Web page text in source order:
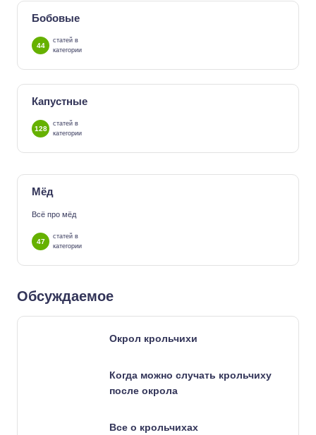
Бобовые
44
статей в
категории
Капустные
128
статей в
категории
Мёд
Всё про мёд
47
статей в
категории
Обсуждаемое
Окрол крольчихи
Когда можно случать крольчиху
после окрола
Все о крольчихах